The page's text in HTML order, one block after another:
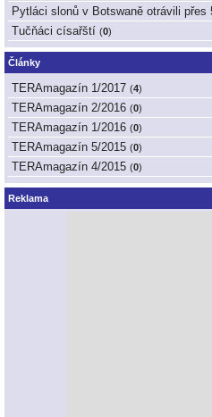
Pytláci slonů v Botswaně otrávili přes
Tučňáci císařští (0)
Články
TERAmagazín 1/2017 (4)
TERAmagazín 2/2016 (0)
TERAmagazín 1/2016 (0)
TERAmagazín 5/2015 (0)
TERAmagazín 4/2015 (0)
Reklama